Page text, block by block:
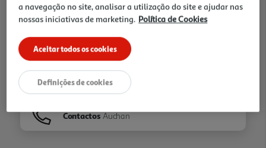
Ir para Homepage
Folhetos
Contactos Auchan
a navegação no site, analisar a utilização do site e ajudar nas
nossas iniciativas de marketing. Política de Cookies
Aceitar todos os cookies
Definições de cookies